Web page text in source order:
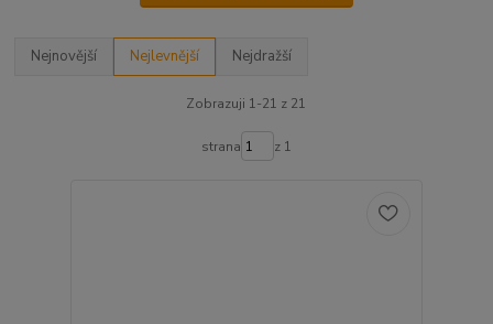
Nejnovější Nejlevnější Nejdražší
Zobrazuji 1-21 z 21
strana z 1